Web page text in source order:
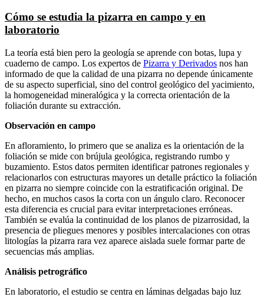
Cómo se estudia la pizarra en campo y en
laboratorio
La teoría está bien pero la geología se aprende con botas, lupa y
cuaderno de campo. Los expertos de Pizarra y Derivados nos han
informado de que la calidad de una pizarra no depende únicamente
de su aspecto superficial, sino del control geológico del yacimiento,
la homogeneidad mineralógica y la correcta orientación de la
foliación durante su extracción.
Observación en campo
En afloramiento, lo primero que se analiza es la orientación de la
foliación se mide con brújula geológica, registrando rumbo y
buzamiento. Estos datos permiten identificar patrones regionales y
relacionarlos con estructuras mayores un detalle práctico la foliación
en pizarra no siempre coincide con la estratificación original. De
hecho, en muchos casos la corta con un ángulo claro. Reconocer
esta diferencia es crucial para evitar interpretaciones erróneas.
También se evalúa la continuidad de los planos de pizarrosidad, la
presencia de pliegues menores y posibles intercalaciones con otras
litologías la pizarra rara vez aparece aislada suele formar parte de
secuencias más amplias.
Análisis petrográfico
En laboratorio, el estudio se centra en láminas delgadas bajo luz